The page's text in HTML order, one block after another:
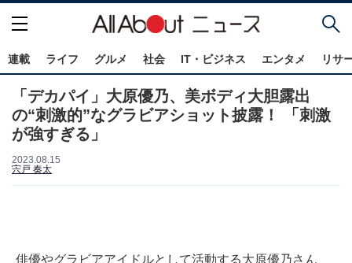
連載 ライフ グルメ 社会 IT・ビジネス エンタメ リサ
「デカパイ」大原優乃、美ボディ大胆露出
の“刺激的”なグラビアショット披露！ 「刺激
が強すぎる」
2023.08.15
宍戸 奏太
俳優やグラビアアイドルとして活動する大原優乃さん